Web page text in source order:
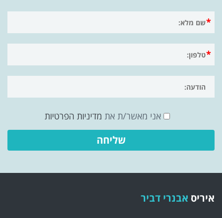
אני מאשר/ת את מדיניות הפרטיות
איריס אבנרי דביר